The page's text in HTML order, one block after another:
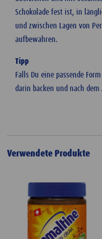
Schokolade fest ist, in
und zwischen Lagen von
aufbewahren.
Tipp
Falls Du eine passende
darin backen und nach
Verwendete Produkte